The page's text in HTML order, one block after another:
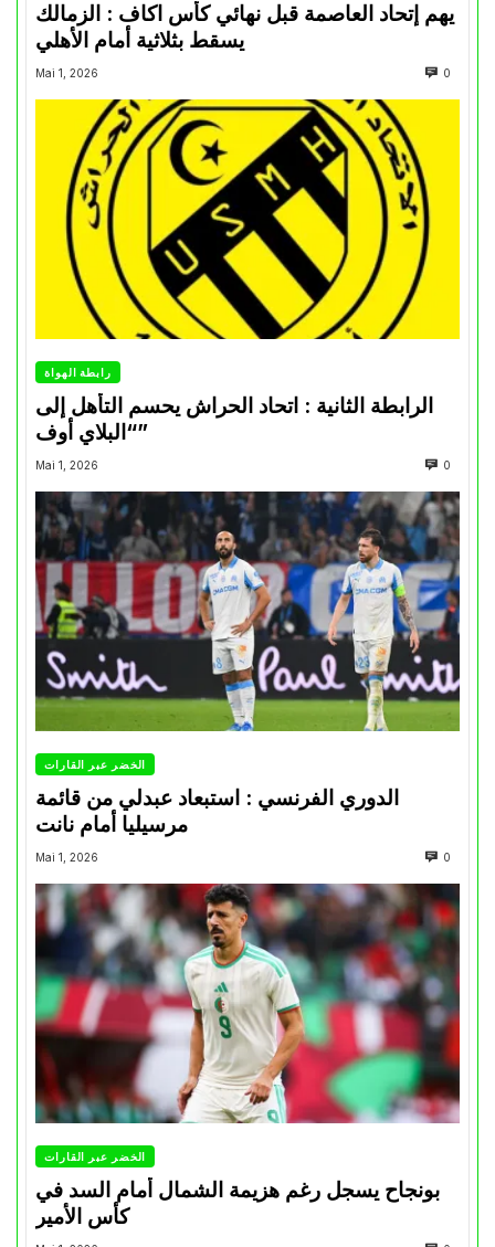
يهم إتحاد العاصمة قبل نهائي كأس اكاف : الزمالك
Mai 1, 2026 0
رابطة الهواة
الرابطة الثانية : اتحاد الحراش يحسم التأهل إلى
“البلاي أوف”
Mai 1, 2026 0
الخضر عبر القارات
الدوري الفرنسي : استبعاد عبدلي من قائمة
مرسيليا أمام نانت
Mai 1, 2026 0
الخضر عبر القارات
بونجاح يسجل رغم هزيمة الشمال أمام السد في
كأس الأمير